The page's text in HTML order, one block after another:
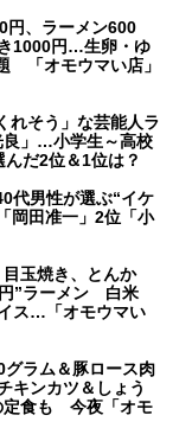
円、ラーメン600
1000円…生卵・ゆ
「オモウマい店」
れそう」な芸能人ラ
」…小学生～高校
だ2位＆1位は？
代男性が選ぶ“イケ
岡田准一」2位「小
玉焼き、とんか
”ラーメン 白米
ス…「オモウマい
グラム＆豚ロース肉
キンカツ＆しょう
定食も 今夜「オモ